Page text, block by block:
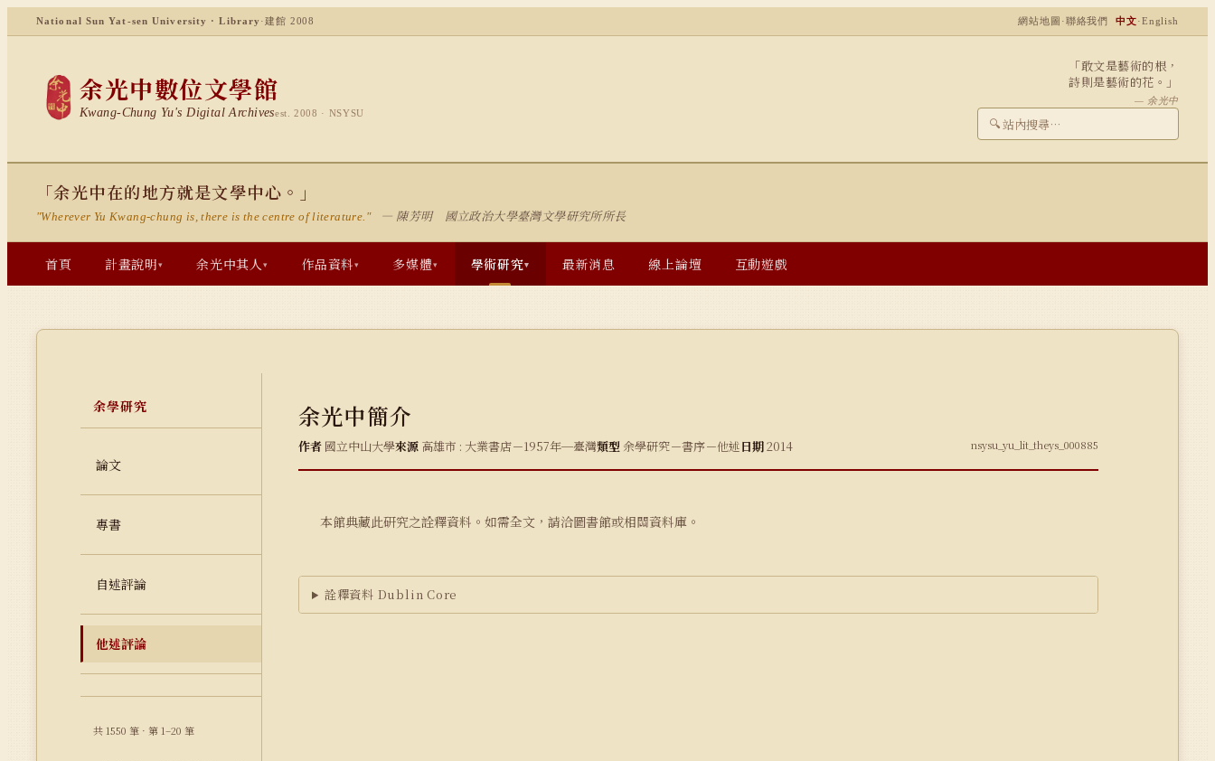
National Sun Yat-sen University · Library ·建館 2008 網站地圖 ·聯絡我們 中文·English
余光中數位文學館
Kwang-Chung Yu's Digital Archivesest. 2008 · NSYSU
「敢文是藝術的根，
詩則是藝術的花。」
— 余光中
🔍
「余光中在的地方就是文學中心。」
"Wherever Yu Kwang-chung is, there is the centre of literature." — 陳芳明 國立政治大學臺灣文學研究所所長
首頁 計畫說明▾ 余光中其人▾ 作品資料▾ 多媒體▾ 學術研究▾ 最新消息 線上論壇 互動遊戲
余學研究
論文
專書
自述評論
他述評論
共 1550 筆 · 第 1–20 筆
余光中簡介
作者 國立中山大學來源 高雄市 : 大業書店－1957年─臺灣類型 余學研究－書序－他述日期2014 nsysu_yu_lit_theys_000885
本館典藏此研究之詮釋資料。如需全文，請洽圖書館或相關資料庫。
詮釋資料 Dublin Core